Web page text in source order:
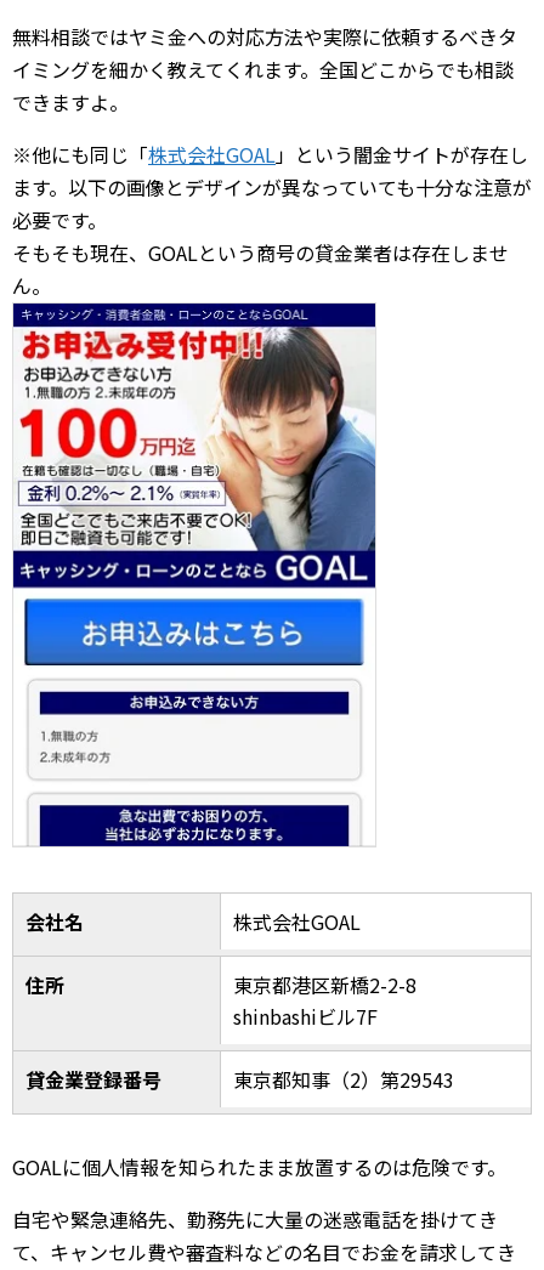
無料相談ではヤミ金への対応方法や実際に依頼するべきタ
イミングを細かく教えてくれます。全国どこからでも相談
できますよ。
※他にも同じ「株式会社GOAL」という闇金サイトが存在し
ます。以下の画像とデザインが異なっていても十分な注意が
必要です。
そもそも現在、GOALという商号の貸金業者は存在しませ
ん。
会社名 株式会社GOAL
住所
東京都港区新橋2-2-8
shinbashiビル7F
貸金業登録番号 東京都知事（2）第29543
GOALに個人情報を知られたまま放置するのは危険です。
自宅や緊急連絡先、勤務先に大量の迷惑電話を掛けてき
て、キャンセル費や審査料などの名目でお金を請求してき